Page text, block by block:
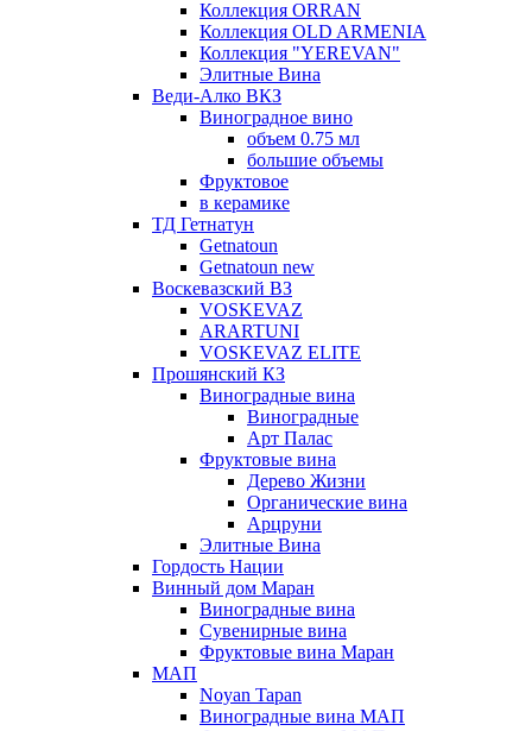
Коллекция ORRAN
Коллекция OLD ARMENIA
Коллекция "YEREVAN"
Элитные Вина
Веди-Алко ВКЗ
Виноградное вино
объем 0.75 мл
большие объемы
Фруктовое
в керамике
ТД Гетнатун
Getnatoun
Getnatoun new
Воскевазский ВЗ
VOSKEVAZ
ARARTUNI
VOSKEVAZ ELITE
Прошянский КЗ
Виноградные вина
Виноградные
Арт Палас
Фруктовые вина
Дерево Жизни
Органические вина
Арцруни
Элитные Вина
Гордость Нации
Винный дом Маран
Виноградные вина
Сувенирные вина
Фруктовые вина Маран
МАП
Noyan Tapan
Виноградные вина МАП